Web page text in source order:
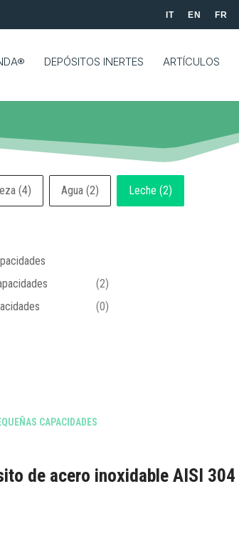
IT EN FR
DEPÓSITOS INERTES ARTÍCULOS
(4) Agua(2) Leche(2)
(2)
(0)
CAPACIDADES
de acero inoxidable AISI 304